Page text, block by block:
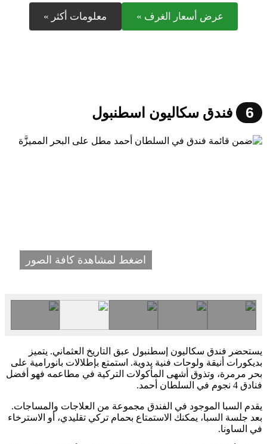
عرض أسعار الغرف » معلومات أكثر »
6 فندق سكاليون اسطنبول
اضغط لمشاهدة كافة الصور
يستحضر فندق سكاليون إسطنبول عبق التاريخ العثماني. يتميز
بديكورات أنيقة ولوحات فنية يدوية. استمتع بإطلالات بانورامية على
بحر مرمرة، وتذوق أشهى المأكولات التركية في مطاعمه فهو أفضل
فنادق 4 نجوم في السلطان أحمد.
يقدم السبا الموجود في الفندق مجموعة من العلاجات والمساجات.
بعد جلسة السبا، يمكنك الاستمتاع بحمام تركي تقليدي، أو الاسترخاء
في الساونا.